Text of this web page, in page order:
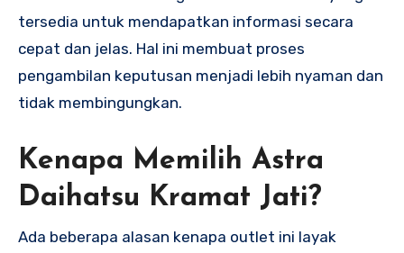
tersedia untuk mendapatkan informasi secara
cepat dan jelas. Hal ini membuat proses
pengambilan keputusan menjadi lebih nyaman dan
tidak membingungkan.
Kenapa Memilih Astra
Daihatsu Kramat Jati?
Ada beberapa alasan kenapa outlet ini layak